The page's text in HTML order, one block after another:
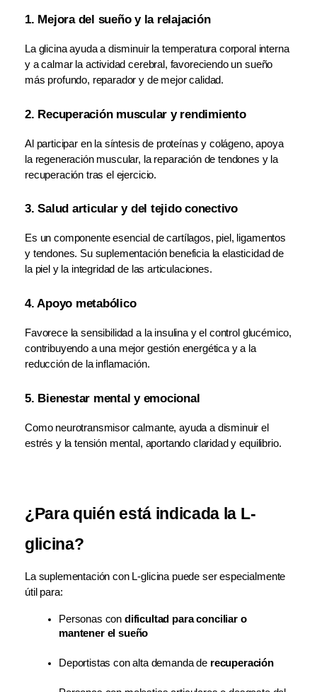
1. Mejora del sueño y la relajación
La glicina ayuda a disminuir la temperatura corporal interna
y a calmar la actividad cerebral, favoreciendo un sueño
más profundo, reparador y de mejor calidad.
2. Recuperación muscular y rendimiento
Al participar en la síntesis de proteínas y colágeno, apoya
la regeneración muscular, la reparación de tendones y la
recuperación tras el ejercicio.
3. Salud articular y del tejido conectivo
Es un componente esencial de cartílagos, piel, ligamentos
y tendones. Su suplementación beneficia la elasticidad de
la piel y la integridad de las articulaciones.
4. Apoyo metabólico
Favorece la sensibilidad a la insulina y el control glucémico,
contribuyendo a una mejor gestión energética y a la
reducción de la inflamación.
5. Bienestar mental y emocional
Como neurotransmisor calmante, ayuda a disminuir el
estrés y la tensión mental, aportando claridad y equilibrio.
¿Para quién está indicada la L-
glicina?
La suplementación con L-glicina puede ser especialmente
útil para:
Personas con dificultad para conciliar o
mantener el sueño
Deportistas con alta demanda de recuperación